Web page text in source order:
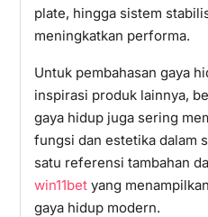
plate, hingga sistem
meningkatkan performa.
Untuk pembahasan gaya
inspirasi produk lainnya,
gaya hidup juga sering
fungsi dan estetika dalam
satu referensi tambahan
win11betyang
gaya hidup modern.